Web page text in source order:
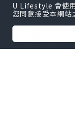
诚信-联系=微
户银行卡八
件·身份证正
片·老号微信
本、长期供应
U Lifestyle 會使
您同意接受本網站